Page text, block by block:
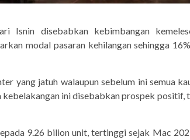
Isnin disebabkan kebimbangan
modal pasaran kehilangan sehingga
yang jatuh walaupun sebelum ini semua
ini disebabkan prospek positif,
9.26 bilion unit, tertinggi sejak Mac